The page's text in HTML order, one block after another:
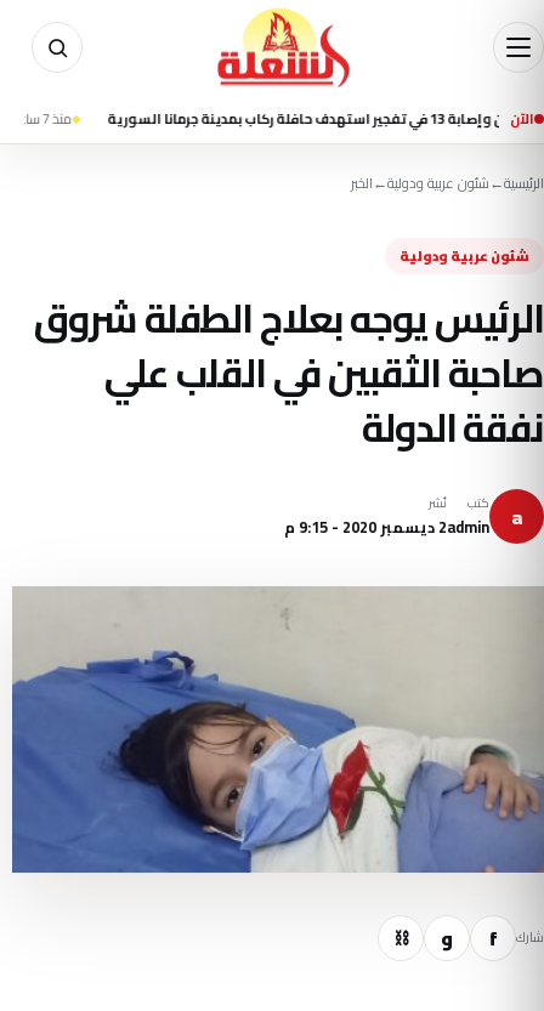
الآن
ركاب بمدينة جرمانا السورية منذ 7 ساعة تسنيم:
الرئيسية←شئون عربية ودولية←الخبر
شئون عربية ودولية
الرئيس يوجه بعلاج الطفلة شروق
صاحبة الثقبين في القلب علي
نفقة الدولة
a كتب
admin
نُشر
2 ديسمبر 2020 - 9:15 م
شارك f و ⛓